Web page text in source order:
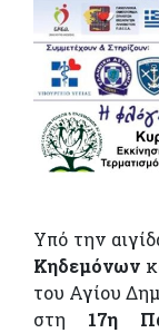
Υπό την
Κηδεμόνων
του Αγίου
στη 17η